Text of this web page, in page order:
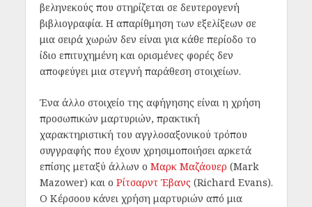
βεληνεκούς που στηρίζεται σε δευτερογενή
βιβλιογραφία. Η απαρίθμηση των εξελίξεων σε
μια σειρά χωρών δεν είναι για κάθε περίοδο το
ίδιο επιτυχημένη και ορισμένες φορές δεν
αποφεύγει μια στεγνή παράθεση στοιχείων.
Ένα άλλο στοιχείο της αφήγησης είναι η χρήση
προσωπικών μαρτυριών, πρακτική
χαρακτηριστική του αγγλοσαξονικού τρόπου
συγγραφής που έχουν χρησιμοποιήσει αρκετά
επίσης μεταξύ άλλων ο Μαρκ Μαζάουερ (Mark
Mazower) και ο Ρίτσαρντ Έβανς(Richard Evans).
O Κέρσοου κάνει χρήση μαρτυριών από μια